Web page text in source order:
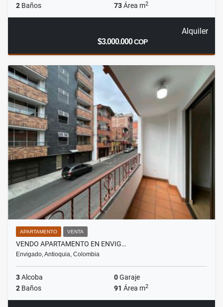
2 Baños 73Área m2
Alquiler
$3.000.000COP
APARTAMENTO VENTA
VENDO APARTAMENTO EN ENVIG…
Envigado, Antioquia, Colombia
3Alcoba 0Garaje
2 Baños 91 Área m2